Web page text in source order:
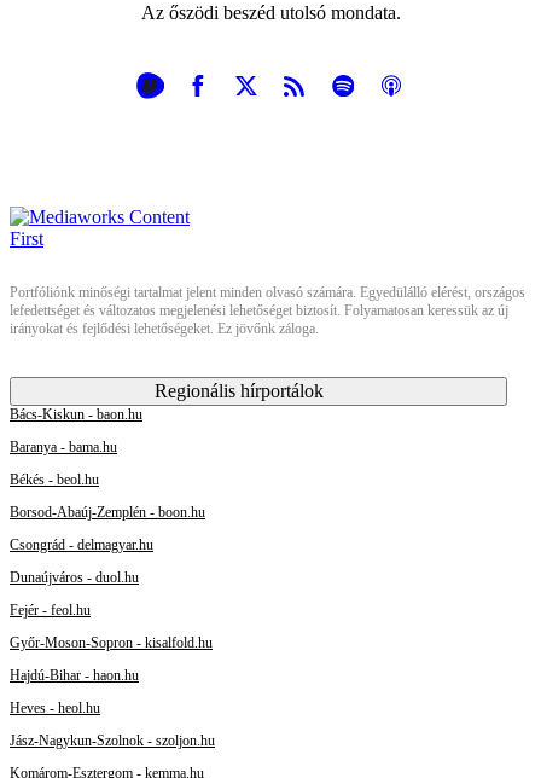
Az őszödi beszéd utolsó mondata.
Portfóliónk minőségi tartalmat jelent minden olvasó számára. Egyedülálló elérést, országos
lefedettséget és változatos megjelenési lehetőséget biztosít. Folyamatosan keressük az új
irányokat és fejlődési lehetőségeket. Ez jövőnk záloga.
Regionális hírportálok
Bács-Kiskun - baon.hu
Baranya - bama.hu
Békés - beol.hu
Borsod-Abaúj-Zemplén - boon.hu
Csongrád - delmagyar.hu
Dunaújváros - duol.hu
Fejér - feol.hu
Győr-Moson-Sopron - kisalfold.hu
Hajdú-Bihar - haon.hu
Heves - heol.hu
Jász-Nagykun-Szolnok - szoljon.hu
Komárom-Esztergom - kemma.hu